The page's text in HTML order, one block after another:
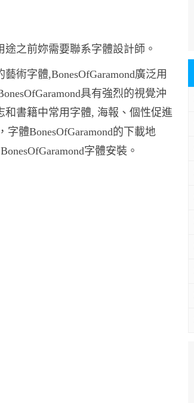
途之前妳需要聯系字體設計師。
術字體,BonesOfGaramond廣泛用
具有強烈的視覺沖
和書籍中常用字體, 海報、個性促進
體BonesOfGaramond的下載地
字體安裝。